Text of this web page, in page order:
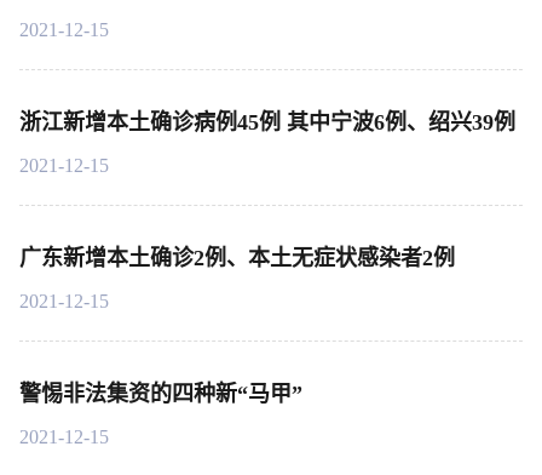
2021-12-15
浙江新增本土确诊病例45例 其中宁波6例、绍兴39例
2021-12-15
广东新增本土确诊2例、本土无症状感染者2例
2021-12-15
警惕非法集资的四种新“马甲”
2021-12-15